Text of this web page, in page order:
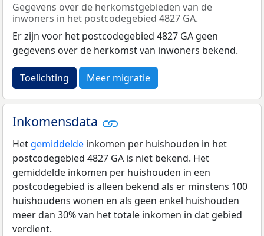
Gegevens over de herkomstgebieden van de
inwoners in het postcodegebied 4827 GA.
Er zijn voor het postcodegebied 4827 GA geen
gegevens over de herkomst van inwoners bekend.
Toelichting Meer migratie
Inkomensdata
Het gemiddelde inkomen per huishouden in het
postcodegebied 4827 GA is niet bekend. Het
gemiddelde inkomen per huishouden in een
postcodegebied is alleen bekend als er minstens 100
huishoudens wonen en als geen enkel huishouden
meer dan 30% van het totale inkomen in dat gebied
verdient.